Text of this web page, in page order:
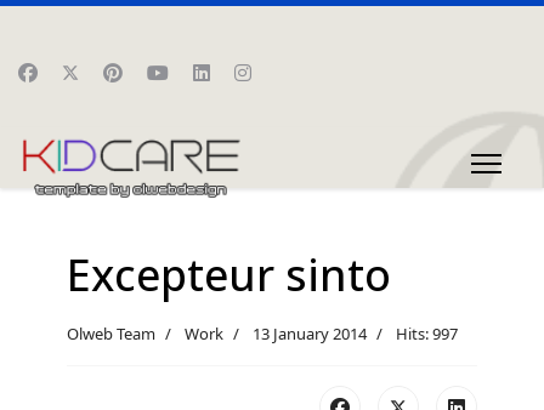
Excepteur sinto
Olweb Team Work 13 January 2014 Hits: 997